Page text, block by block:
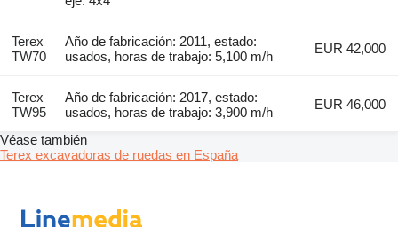
Terex
TW70
Año de fabricación: 2011, estado:
usados, horas de trabajo: 5,100 m/h
EUR 42,000
Terex
TW95
Año de fabricación: 2017, estado:
usados, horas de trabajo: 3,900 m/h
EUR 46,000
Véase también
Terex excavadoras de ruedas en España